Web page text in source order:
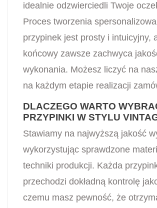
idealnie odzwierciedli Twoje
Proces tworzenia
przypinek jest prosty i intuicyjny,
końcowy zawsze zachwyca
wykonania. Możesz liczyć na
na każdym etapie realizacji
DLACZEGO WARTO
PRZYPINKI W STYLU
Stawiamy na najwyższą jakość
wykorzystując sprawdzone
techniki produkcji. Każda
przechodzi dokładną kontrolę
czemu masz pewność, że